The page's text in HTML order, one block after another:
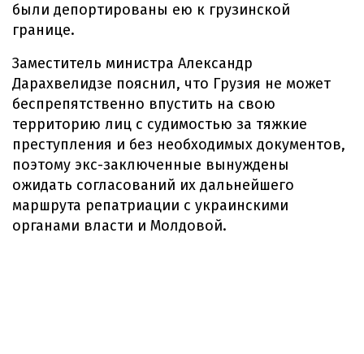
были депортированы ею к грузинской
границе.
Заместитель министра Александр
Дарахвелидзе пояснил, что Грузия не может
беспрепятственно впустить на свою
территорию лиц с судимостью за тяжкие
преступления и без необходимых документов,
поэтому экс-заключенные вынуждены
ожидать согласований их дальнейшего
маршрута репатриации с украинскими
органами власти и Молдовой.